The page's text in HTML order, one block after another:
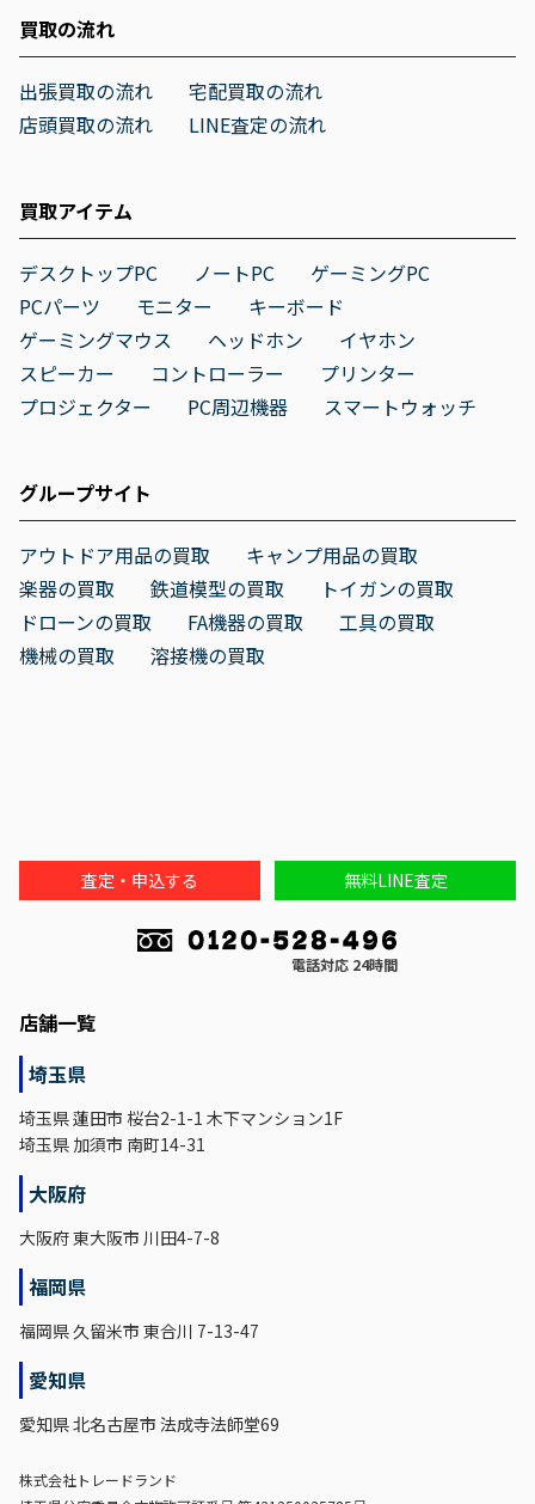
査定・申込する 無料LINE査定
電話対応 24時間
店舗一覧
埼玉県
埼玉県 蓮田市 桜台2-1-1 木下マンション1F
埼玉県 加須市 南町14-31
大阪府
大阪府 東大阪市 川田4-7-8
福岡県
福岡県 久留米市 東合川 7-13-47
愛知県
愛知県 北名古屋市 法成寺法師堂69
株式会社トレードランド
買取の流れ
出張買取の流れ
宅配買取の流れ
店頭買取の流れ
LINE査定の流れ
買取アイテム
デスクトップPC ノートPC
ゲーミングPC
PCパーツ
モニター
キーボード
ゲーミングマウス
ヘッドホン
イヤホン
スピーカー
コントローラー
プリンター
プロジェクター
PC周辺機器 スマートウォッチ
グループサイト
アウトドア用品の買取
キャンプ用品の買取
楽器の買取
鉄道模型の買取
トイガンの買取
ドローンの買取
FA機器の買取
工具の買取
機械の買取
溶接機の買取